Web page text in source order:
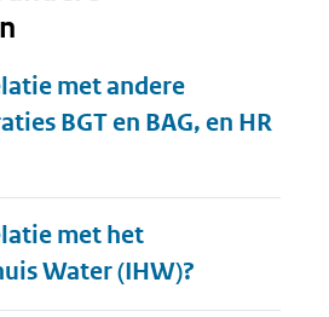
met andere
BGT en BAG, en HR
met het
Water (IHW)?